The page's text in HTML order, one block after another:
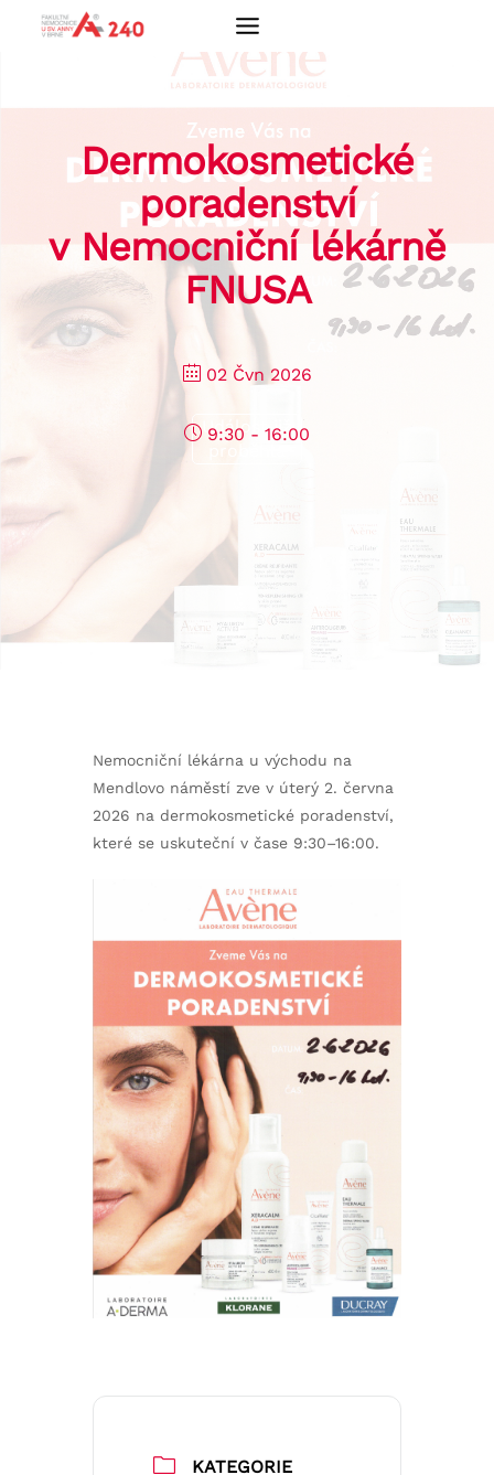
Přeskočit
Dermokosmetické
poradenství
v Nemocniční lékárně
FNUSA
02 Čvn 2026
Událost již
9:30 - 16:00
Nemocniční lékárna u východu na
Mendlovo náměstí zve v úterý 2. června
2026 na dermokosmetické poradenství,
které se uskuteční v čase 9:30–16:00.
KATEGORIE